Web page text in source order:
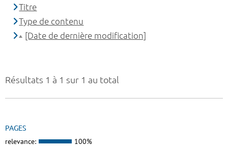
Résultats 1 à 1 sur 1 au total
PAGES
relevance: 100%
Titre
Type de contenu
[Date de dernière modification]